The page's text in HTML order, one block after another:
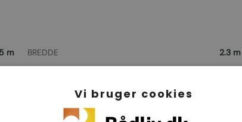
m BREDDE 2.3 m
Vi bruger cookies